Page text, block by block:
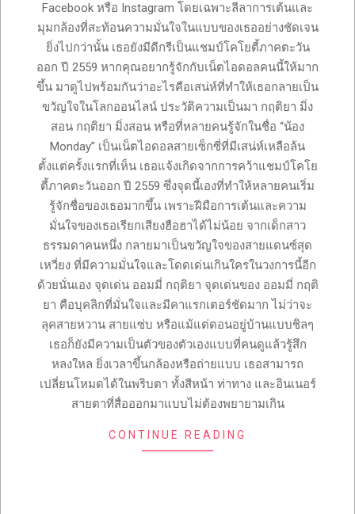
Facebook หรือ Instagram โดยเฉพาะลีลาการเต้นและ
มุมกล้องที่สะท้อนความมั่นใจในแบบของเธออย่างชัดเจน
ยิ่งไปกว่านั้น เธอยังมีดีกรีเป็นแชมป์โคโยตี้ภาคตะวัน
ออก ปี 2559 หากคุณอยากรู้จักกับเน็ตไอดอลคนนี้ให้มาก
ขึ้น มาดูไปพร้อมกันว่าอะไรคือเสน่ห์ที่ทำให้เธอกลายเป็น
ขวัญใจในโลกออนไลน์ ประวัติความเป็นมา กฤติยา มิ่ง
สอน กฤติยา มิ่งสอน หรือที่หลายคนรู้จักในชื่อ “น้อง
Monday” เป็นเน็ตไอดอลสายเซ็กซี่ที่มีเสน่ห์เหลือล้น
ตั้งแต่ครั้งแรกที่เห็น เธอแจ้งเกิดจากการคว้าแชมป์โคโย
ตี้ภาคตะวันออก ปี 2559 ซึ่งจุดนี้เองที่ทำให้หลายคนเริ่ม
รู้จักชื่อของเธอมากขึ้น เพราะฝีมือการเต้นและความ
มั่นใจของเธอเรียกเสียงฮือฮาได้ไม่น้อย จากเด็กสาว
ธรรมดาคนหนึ่ง กลายมาเป็นขวัญใจของสายแดนซ์สุด
เหวี่ยง ที่มีความมั่นใจและโดดเด่นเกินใครในวงการนี้อีก
ด้วยนั่นเอง จุดเด่น ออมมี่ กฤติยา จุดเด่นของ ออมมี่ กฤติ
ยา คือบุคลิกที่มั่นใจและมีคาแรกเตอร์ชัดมาก ไม่ว่าจะ
ลุคสายหวาน สายแซ่บ หรือแม้แต่ตอนอยู่บ้านแบบชิลๆ
เธอก็ยังมีความเป็นตัวของตัวเองแบบที่คนดูแล้วรู้สึก
หลงใหล ยิ่งเวลาขึ้นกล้องหรือถ่ายแบบ เธอสามารถ
เปลี่ยนโหมดได้ในพริบตา ทั้งสีหน้า ท่าทาง และอินเนอร์
สายตาที่สื่อออกมาแบบไม่ต้องพยายามเกิน
CONTINUE READING